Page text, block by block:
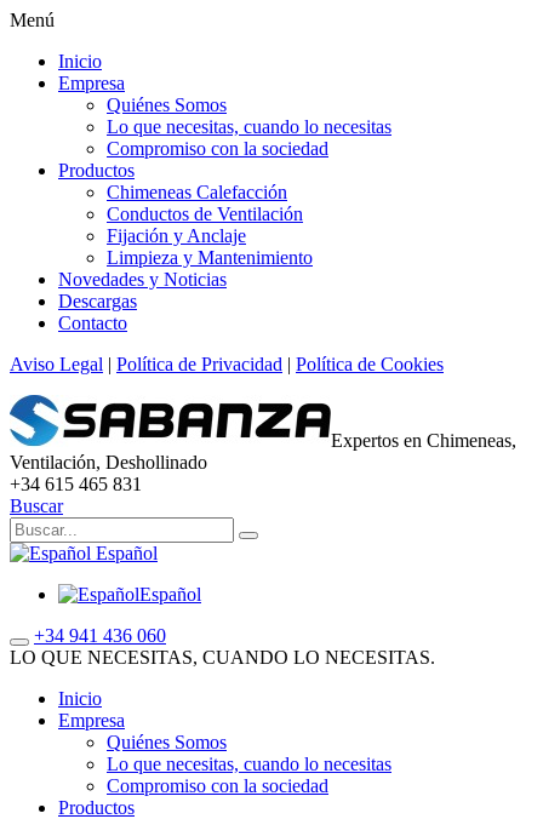
Menú
Inicio
Empresa
Quiénes Somos
Lo que necesitas, cuando lo necesitas
Compromiso con la sociedad
Productos
Chimeneas Calefacción
Conductos de Ventilación
Fijación y Anclaje
Limpieza y Mantenimiento
Novedades y Noticias
Descargas
Contacto
Aviso Legal | Política de Privacidad | Política de Cookies
Expertos en Chimeneas,
Ventilación, Deshollinado
+34 615 465 831
Buscar
Español
Español
+34 941 436 060
LO QUE NECESITAS, CUANDO LO NECESITAS.
Inicio
Empresa
Quiénes Somos
Lo que necesitas, cuando lo necesitas
Compromiso con la sociedad
Productos